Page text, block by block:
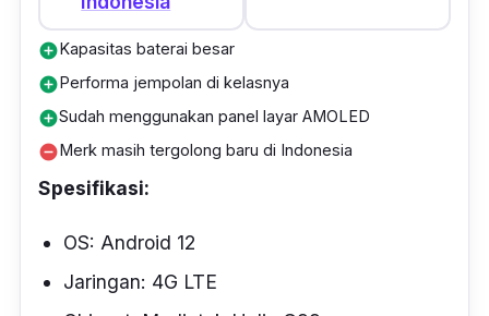
charging15 watt.
add_circleKapasitas baterai besar
add_circlePerforma jempolan di kelasnya
add_circleSudah menggunakan panel layar AMOLED
remove_circleMerk masih tergolong baru di Indonesia
Spesifikasi:
OS: Android 12
Jaringan: 4G LTE